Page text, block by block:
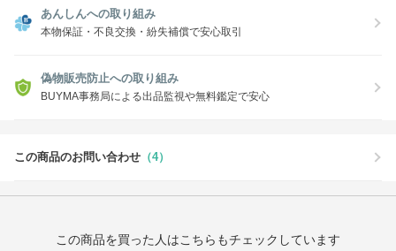
あんしんへの取り組み
本物保証・不良交換・紛失補償で安心取引
偽物販売防止への取り組み
BUYMA事務局による出品監視や無料鑑定で安心
この商品のお問い合わせ （4）
この商品を買った人はこちらもチェックしています